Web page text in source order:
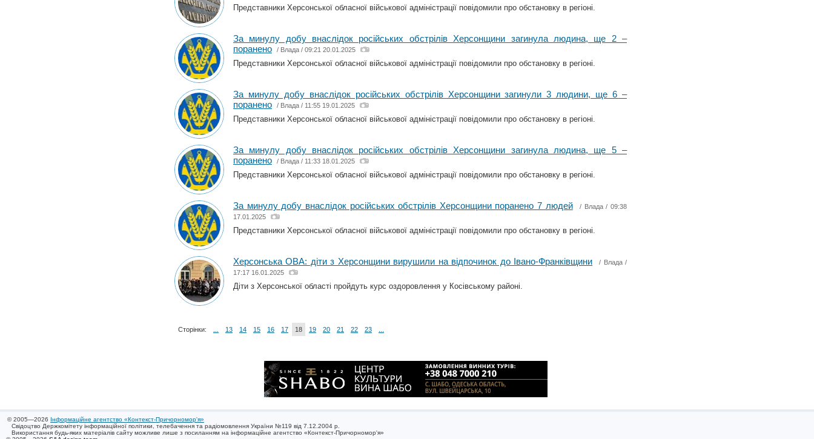
Представники Херсонської обласної військової адміністрації повідомили про обстановку в регіоні.
За минулу добу внаслідок російських обстрілів Херсонщини загинула людина, ще 2 –
поранено
/ Влада / 09:21 20.01.2025
Представники Херсонської обласної військової адміністрації повідомили про обстановку в регіоні.
За минулу добу внаслідок російських обстрілів Херсонщини загинули 3 людини, ще 6 –
поранено
/ Влада / 11:55 19.01.2025
Представники Херсонської обласної військової адміністрації повідомили про обстановку в регіоні.
За минулу добу внаслідок російських обстрілів Херсонщини загинула людина, ще 5 –
поранено
/ Влада / 11:33 18.01.2025
Представники Херсонської обласної військової адміністрації повідомили про обстановку в регіоні.
За минулу добу внаслідок російських обстрілів Херсонщини поранено 7 людей / Влада/ 09:38
17.01.2025
Представники Херсонської обласної військової адміністрації повідомили про обстановку в регіоні.
Херсонська ОВА: діти з Херсонщини вирушили на відпочинок до Івано-Франківщини / Влада/
17:17 16.01.2025
Діти з Херсонської області пройдуть курс оздоровлення у Косівському районі.
Сторінки: 13 14 15 16 17 18 19 20 21 22 23
© 2005—2026 Інформаційне агентство «Контекст-Причорномор'я»
Свідоцтво Держкомітету інформаційної політики, телебачення та радіомовлення України №119 від 7.12.2004 р.
Використання будь-яких матеріалів сайту можливе лише з посиланням на інформаційне агентство «Контекст-Причорномор'я»